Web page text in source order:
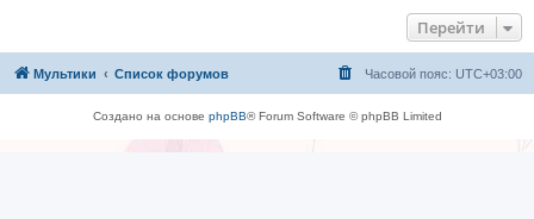
Перейти
Мультики Список форумов Часовой пояс: UTC+03:00
Создано на основе phpBB® Forum Software © phpBB Limited